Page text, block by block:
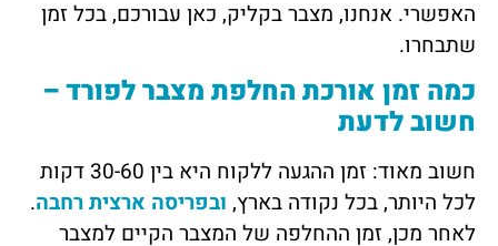
האפשרי. אנחנו, מצבר בקליק, כאן עבורכם, בכל זמן
שתבחרו.
כמה זמן אורכת החלפת מצבר לפורד –
חשוב לדעת
חשוב מאוד: זמן ההגעה ללקוח היא בין 30-60 דקות
לכל היותר, בכל נקודה בארץ, ובפריסה ארצית רחבה.
לאחר מכן, זמן ההחלפה של המצבר הקיים למצבר